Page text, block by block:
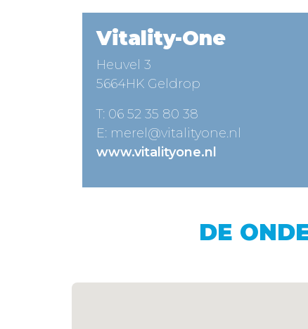
Vitality-One
Heuvel 3
5664HK Geldrop
T: 06 52 35 80 38
E: merel@vitalityone.nl
www.vitalityone.nl
DE